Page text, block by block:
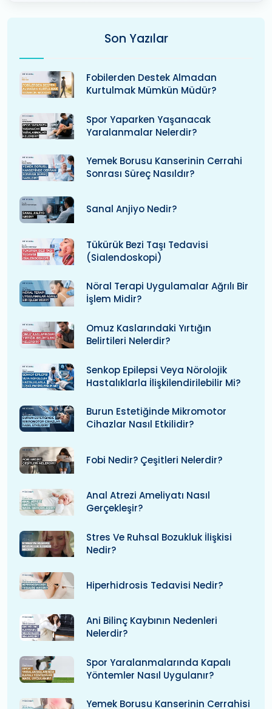
Son Yazılar
Fobilerden Destek Almadan
Kurtulmak Mümkün Müdür?
Spor Yaparken Yaşanacak
Yaralanmalar Nelerdir?
Yemek Borusu Kanserinin Cerrahi
Sonrası Süreç Nasıldır?
Sanal Anjiyo Nedir?
Tükürük Bezi Taşı Tedavisi
(Sialendoskopi)
Nöral Terapi Uygulamalar Ağrılı Bir
İşlem Midir?
Omuz Kaslarındaki Yırtığın
Belirtileri Nelerdir?
Senkop Epilepsi Veya Nörolojik
Hastalıklarla İlişkilendirilebilir Mi?
Burun Estetiğinde Mikromotor
Cihazlar Nasıl Etkilidir?
Fobi Nedir? Çeşitleri Nelerdir?
Anal Atrezi Ameliyatı Nasıl
Gerçekleşir?
Stres Ve Ruhsal Bozukluk İlişkisi
Nedir?
Hiperhidrosis Tedavisi Nedir?
Ani Bilinç Kaybının Nedenleri
Nelerdir?
Spor Yaralanmalarında Kapalı
Yöntemler Nasıl Uygulanır?
Yemek Borusu Kanserinin Cerrahisi